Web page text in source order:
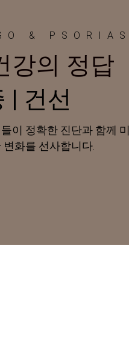
&
강의 정답
| 건선
이 정확한 진단과 함께
화를 선사합니다.